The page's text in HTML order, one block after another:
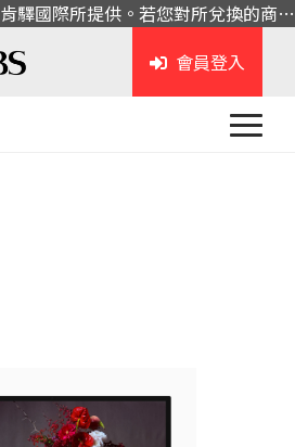
本網站之優惠及服務係由肯驛國際所提供。若您對所兌換的商品或服務有任何問題，請與肯驛國際聯繫。
會員登入